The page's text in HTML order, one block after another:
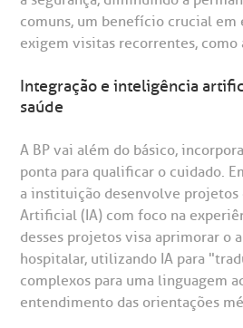
Endereço:
R. Colômbia, 332
CEP: 01438-000 | Jardim Paulista
São Paulo - SP
de órgãos
de cuidado
e perdidos
comuns, um benefício crucial em
exigem visitas recorrentes, como
Integração e inteligência
saúde
A BP vai além do básico,
ponta para qualificar o cuidado.
a instituição desenvolve
Artificial (IA) com foco na
desses projetos visa aprimorar o
hospitalar, utilizando IA para
complexos para uma linguagem
entendimento das orientações